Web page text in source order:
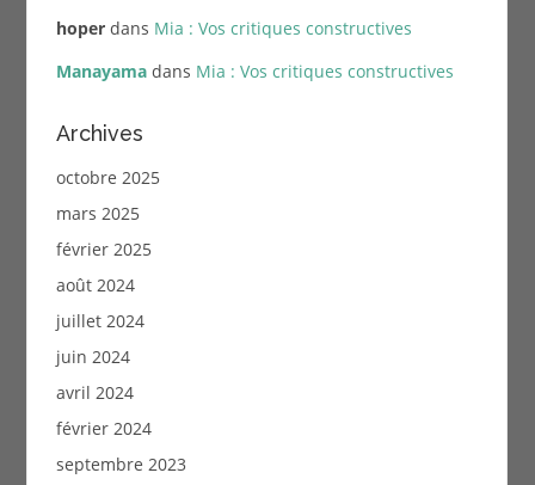
hoperdans Mia : Vos critiques constructives
Manayamadans Mia : Vos critiques constructives
Archives
octobre 2025
mars 2025
février 2025
août 2024
juillet 2024
juin 2024
avril 2024
février 2024
septembre 2023